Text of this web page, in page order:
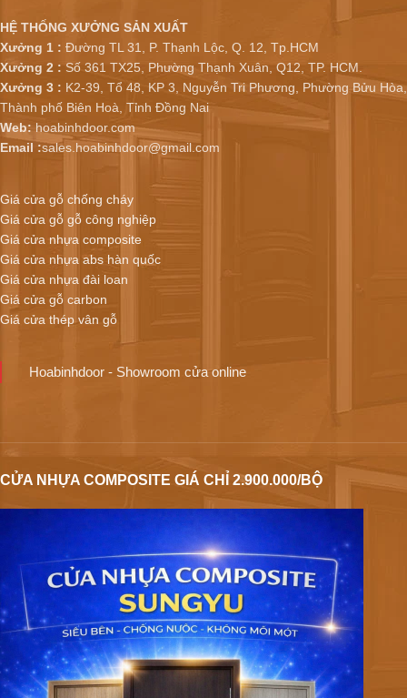
HỆ THỐNG XƯỞNG SẢN XUẤT
Xưởng 1 : Đường TL 31, P. Thạnh Lộc, Q. 12, Tp.HCM
Xưởng 2 : Số 361 TX25, Phường Thạnh Xuân, Q12, TP. HCM.
Xưởng 3 : K2-39, Tổ 48, KP 3, Nguyễn Tri Phương, Phường Bửu Hòa,
Thành phố Biên Hoà, Tỉnh Đồng Nai
Web: hoabinhdoor.com
Email :sales.hoabinhdoor@gmail.com
Giá cửa gỗ chống cháy
Giá cửa gỗ gỗ công nghiệp
Giá cửa nhựa composite
Giá cửa nhựa abs hàn quốc
Giá cửa nhựa đài loan
Giá cửa gỗ carbon
Giá cửa thép vân gỗ
Hoabinhdoor - Showroom cửa online
CỬA NHỰA COMPOSITE GIÁ CHỈ 2.900.000/BỘ